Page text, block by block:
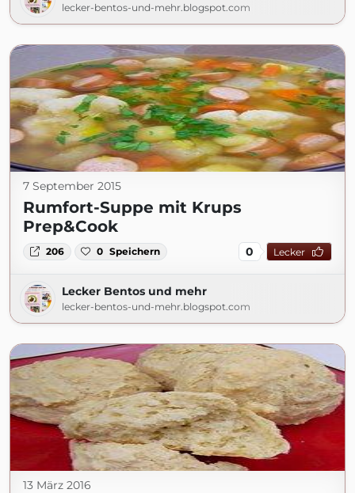
lecker-bentos-und-mehr.blogspot.com
7 September 2015
Rumfort-Suppe mit Krups
Prep&Cook
206 0 Speichern 0 Lecker
Lecker Bentos und mehr
lecker-bentos-und-mehr.blogspot.com
13 März 2016